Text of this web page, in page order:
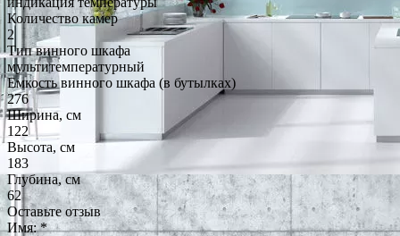
Количество камер
2
Тип винного шкафа
мультитемпературный
Емкость винного шкафа (в бутылках)
276
Ширина, см
122
Высота, см
183
Глубина, см
62
Оставьте отзыв
Имя:*